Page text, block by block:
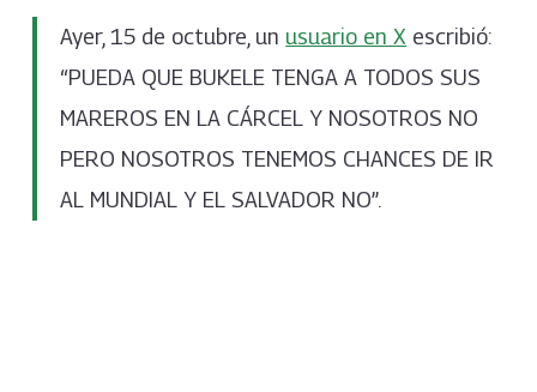
Ayer, 15 de octubre, un usuario en X escribió:
“PUEDA QUE BUKELE TENGA A TODOS SUS
MAREROS EN LA CÁRCEL Y NOSOTROS NO
PERO NOSOTROS TENEMOS CHANCES DE IR
AL MUNDIAL Y EL SALVADOR NO”.